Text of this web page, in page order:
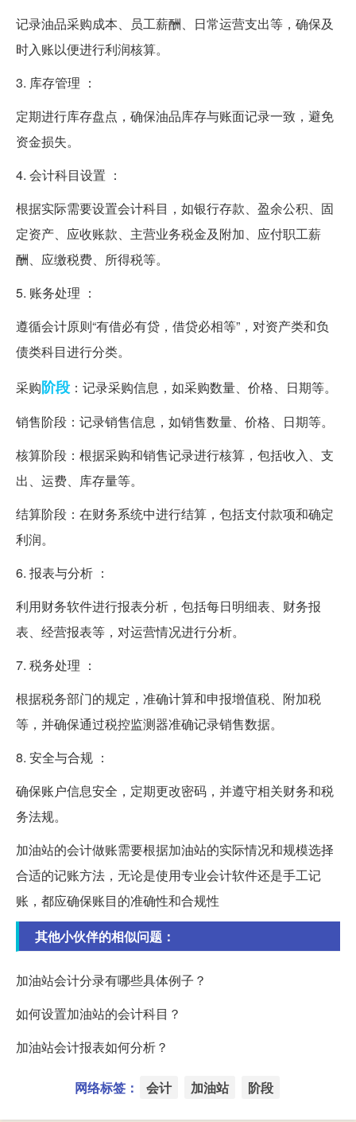
记录油品采购成本、员工薪酬、日常运营支出等，确保及
时入账以便进行利润核算。
3. 库存管理 ：
定期进行库存盘点，确保油品库存与账面记录一致，避免
资金损失。
4. 会计科目设置 ：
根据实际需要设置会计科目，如银行存款、盈余公积、固
定资产、应收账款、主营业务税金及附加、应付职工薪
酬、应缴税费、所得税等。
5. 账务处理 ：
遵循会计原则“有借必有贷，借贷必相等”，对资产类和负
债类科目进行分类。
采购阶段 ：记录采购信息，如采购数量、价格、日期等。
销售阶段：记录销售信息，如销售数量、价格、日期等。
核算阶段：根据采购和销售记录进行核算，包括收入、支
出、运费、库存量等。
结算阶段：在财务系统中进行结算，包括支付款项和确定
利润。
6. 报表与分析 ：
利用财务软件进行报表分析，包括每日明细表、财务报
表、经营报表等，对运营情况进行分析。
7. 税务处理 ：
根据税务部门的规定，准确计算和申报增值税、附加税
等，并确保通过税控监测器准确记录销售数据。
8. 安全与合规 ：
确保账户信息安全，定期更改密码，并遵守相关财务和税
务法规。
加油站的会计做账需要根据加油站的实际情况和规模选择
合适的记账方法，无论是使用专业会计软件还是手工记
账，都应确保账目的准确性和合规性
其他小伙伴的相似问题：
加油站会计分录有哪些具体例子？
如何设置加油站的会计科目？
加油站会计报表如何分析？
网络标签： 会计 加油站 阶段